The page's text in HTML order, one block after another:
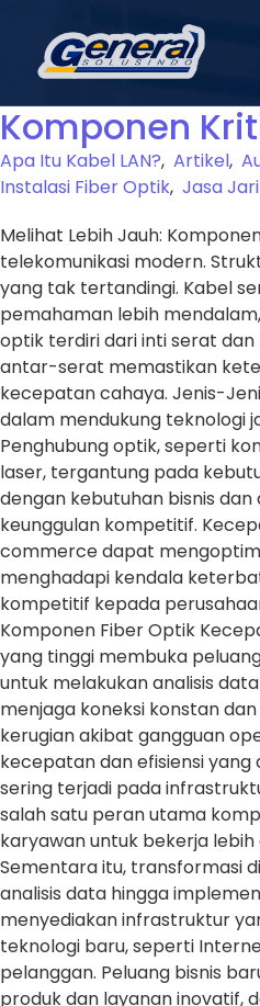
Komponen
Apa Itu Kabel LAN?, Artikel,
Instalasi Fiber Optik, Jasa
Melihat Lebih Jauh:
telekomunikasi modern.
yang tak tertandingi. Kabel
pemahaman lebih
optik terdiri dari inti serat
antar-serat memastikan
kecepatan cahaya. Jenis-
dalam mendukung teknologi
Penghubung optik, seperti
laser, tergantung pada
dengan kebutuhan bisnis
keunggulan kompetitif.
commerce dapat
menghadapi kendala
kompetitif kepada
Komponen Fiber Optik
yang tinggi membuka
untuk melakukan analisis
menjaga koneksi konstan
kerugian akibat gangguan
kecepatan dan efisiensi
sering terjadi pada
salah satu peran utama
karyawan untuk bekerja
Sementara itu, transformasi
analisis data hingga
menyediakan infrastruktur
teknologi baru, seperti
pelanggan. Peluang bisnis
produk dan layanan inovatif,